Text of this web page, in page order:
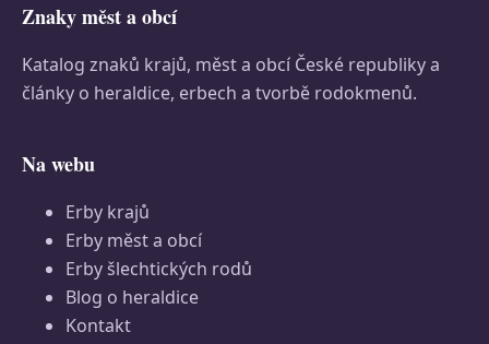
Znaky měst a obcí
Katalog znaků krajů, měst a obcí České republiky a
články o heraldice, erbech a tvorbě rodokmenů.
Na webu
Erby krajů
Erby měst a obcí
Erby šlechtických rodů
Blog o heraldice
Kontakt